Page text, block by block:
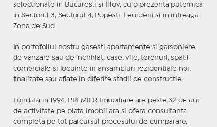
selectionate in Bucuresti si Ilfov, cu o prezenta puternica
in Sectorul 3, Sectorul 4, Popesti-Leordeni si in intreaga
Zona de Sud.
In portofoliul nostru gasesti apartamente si garsoniere
de vanzare sau de inchiriat, case, vile, terenuri, spatii
comerciale si locuinte in ansambluri rezidentiale noi,
finalizate sau aflate in diferite stadii de constructie.
Fondata in 1994, PREMIER Imobiliare are peste 32 de ani
de activitate pe piata imobiliara si ofera consultanta
completa pe tot parcursul procesului de cumparare,